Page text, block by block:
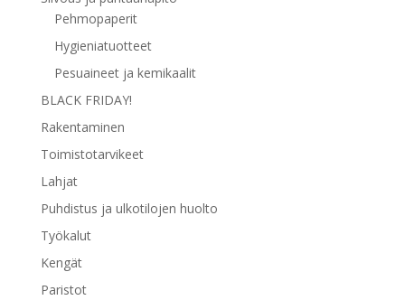
Pehmopaperit
Hygieniatuotteet
Pesuaineet ja kemikaalit
BLACK FRIDAY!
Rakentaminen
Toimistotarvikeet
Lahjat
Puhdistus ja ulkotilojen huolto
Työkalut
Kengät
Paristot